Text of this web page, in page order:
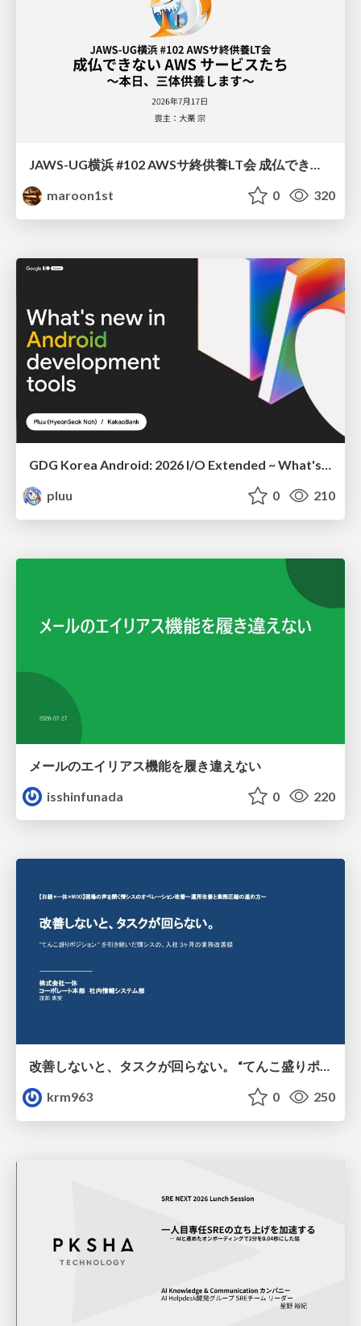
maroon1st
0 320
GDG Korea Android: 2026 I/O Extended ~ What's new in Android development tools
pluu
0 210
メールのエイリアス機能を履き違えない
isshinfunada
0 220
改善しないと、タスクが回らない。 “てんこ盛りポジション” を引き継いだ情シスの、入社3ヶ月の業務改善録
krm963
0 250